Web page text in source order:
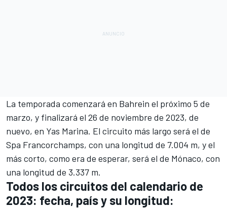
La temporada comenzará en Bahrein el próximo 5 de
marzo, y finalizará el 26 de noviembre de 2023, de
nuevo, en Yas Marina. El circuito más largo será el de
Spa Francorchamps, con una longitud de 7.004 m, y el
más corto, como era de esperar, será el de Mónaco, con
una longitud de 3.337 m.
Todos los circuitos del calendario de
2023: fecha, país y su longitud: